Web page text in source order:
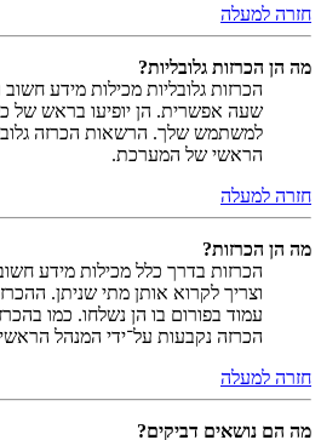
חזרה למעלה
מה הן הכרזות גלובליות?
הכרזות גלובליות מכילות מידע
שעה אפשרית. הן יופיעו בראש של
למשתמש שלך. הרשאות הכרזה
הראשי של המערכת.
חזרה למעלה
מה הן הכרזות?
הכרזות בדרך כלל מכילות מידע
וצריך לקרוא אותן מתי שניתן.
עמוד בפורום בו הן נשלחו. כמו
הכרזה נקבעות על־ידי המנהל
חזרה למעלה
מה הם נושאים דביקים?